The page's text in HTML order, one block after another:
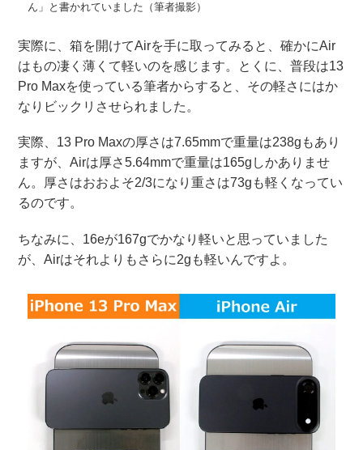
ん」と書かれていました（筆者撮影）
実際に、箱を開けてAirを手に取ってみると、確かにAir
はもの凄く薄くて軽いのを感じます。とくに、普段は13
Pro Maxを使っている筆者からすると、その軽さにはか
なりビックリさせられました。
実際、13 Pro Maxの厚さは7.65mmで重量は238gもあり
ますが、Airは厚さ5.64mmで重量は165gしかありませ
ん。厚さはおおよそ2/3になり重さは73gも軽くなってい
るのです。
ちなみに、16eが167gでかなり軽いと思っていました
が、Airはそれよりもさらに2gも軽いんですよ。